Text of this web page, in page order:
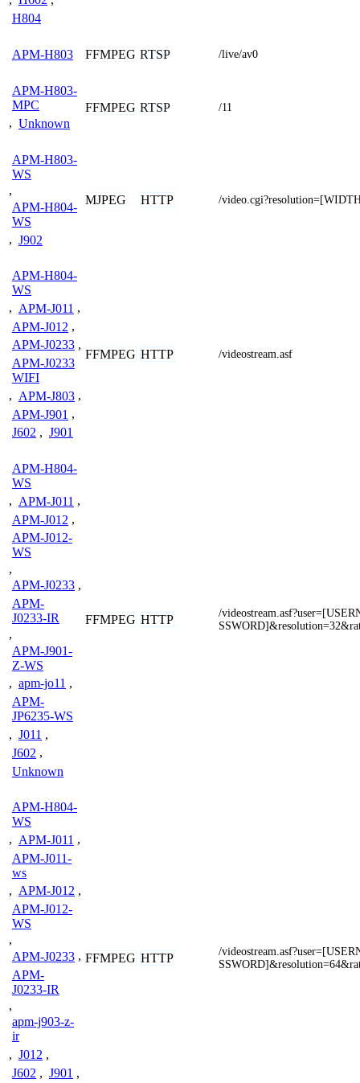
H804
APM-H803 FFMPEG RTSP /live/av0
APM-H803-
MPC
, Unknown
FFMPEG RTSP /11
APM-H803-
WS
,
APM-H804-
WS
, J902
MJPEG HTTP /
APM-H804-
WS
, APM-J011 ,
APM-J012 ,
APM-J0233 ,
APM-J0233
WIFI
, APM-J803 ,
APM-J901 ,
J602 , J901
FFMPEG HTTP /videostream.asf
APM-H804-
WS
, APM-J011 ,
APM-J012 ,
APM-J012-
WS
,
APM-J0233 ,
APM-
J0233-IR
,
APM-J901-
Z-WS
, apm-jo11 ,
APM-
JP6235-WS
, J011 ,
J602 ,
Unknown
FFMPEG HTTP
/
APM-H804-
WS
, APM-J011 ,
APM-J011-
ws
, APM-J012 ,
APM-J012-
WS
,
APM-J0233 ,
APM-
J0233-IR
,
apm-j903-z-
ir
, J012 ,
J602 , J901 ,
FFMPEG HTTP
/